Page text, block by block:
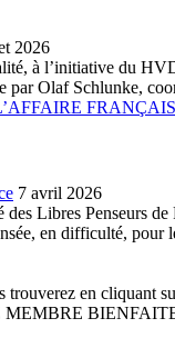
2026
à l’initiative du
par Olaf Schlunke,
7 avril 2026
Libres Penseurs
en difficulté,
en
MEMBRE